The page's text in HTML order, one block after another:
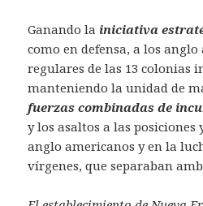
Ganando la iniciativa
como en defensa, a los
regulares de las 13 colonias
manteniendo la unidad de
fuerzas combinadas de
y los asaltos a las
anglo americanos y en la
vírgenes, que separaban